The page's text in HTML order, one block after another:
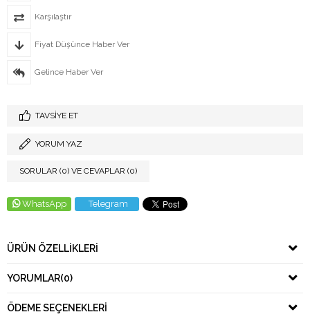
Karşılaştır
Fiyat Düşünce Haber Ver
Gelince Haber Ver
TAVSIYE ET
YORUM YAZ
SORULAR (0) VE CEVAPLAR (0)
WhatsApp Telegram
ÜRÜN ÖZELLIKLERI
YORUMLAR(0)
ÖDEME SEÇENEKLERI